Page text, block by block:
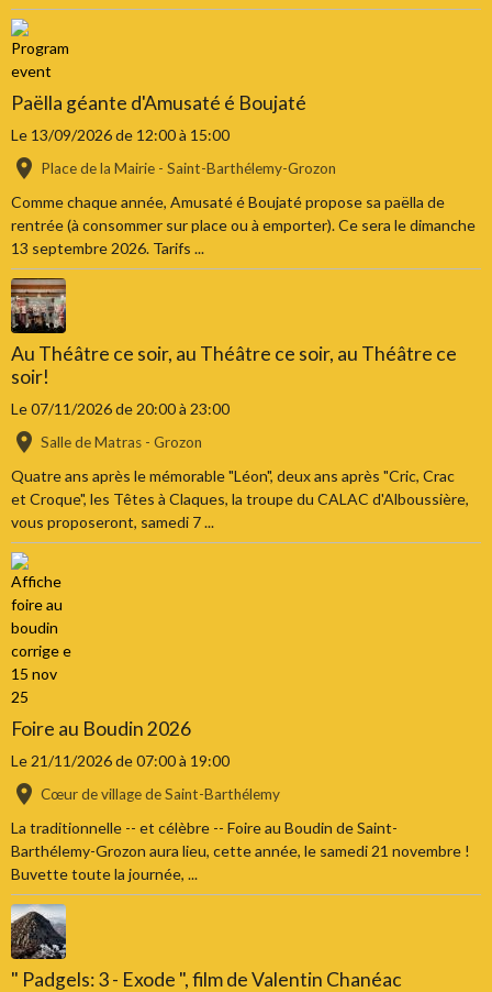
Paëlla géante d'Amusaté é Boujaté
Le 13/09/2026de 12:00à 15:00
Place de la Mairie - Saint-Barthélemy-Grozon
Comme chaque année, Amusaté é Boujaté propose sa paëlla de
rentrée (à consommer sur place ou à emporter). Ce sera le dimanche
13 septembre 2026. Tarifs ...
Au Théâtre ce soir, au Théâtre ce soir, au Théâtre ce
soir!
Le 07/11/2026de 20:00à 23:00
Salle de Matras - Grozon
Quatre ans après le mémorable "Léon", deux ans après "Cric, Crac
et Croque", les Têtes à Claques, la troupe du CALAC d'Alboussière,
vous proposeront, samedi 7 ...
Foire au Boudin 2026
Le 21/11/2026de 07:00à 19:00
Cœur de village de Saint-Barthélemy
La traditionnelle -- et célèbre -- Foire au Boudin de Saint-
Barthélemy-Grozon aura lieu, cette année, le samedi 21 novembre !
Buvette toute la journée, ...
" Padgels: 3 - Exode ", film de Valentin Chanéac